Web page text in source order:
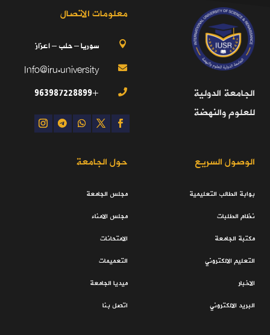
الجامعة الدولية
للعلوم والنهضة
معلومات الاتصال
 سوريا – حلب – اعزاز

Info@iru.university

+963987228899
الوصول السريع
بوابة الطالب التعليمية
نظام الطلبات
مكتبة الجامعة
التعليم الالكتروني
الاخبار
البريد الالكتروني
حول الجامعة
مجلس الجامعة
مجلس الامناء
الامتحانات
التعميمات
ميديا الجامعة
اتصل بنا